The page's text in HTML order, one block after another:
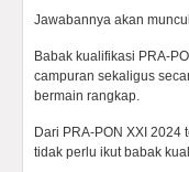
Jawabannya akan
Babak kualifikasi PRA-
campuran sekaligus
bermain rangkap.
Dari PRA-PON XXI
tidak perlu ikut babak